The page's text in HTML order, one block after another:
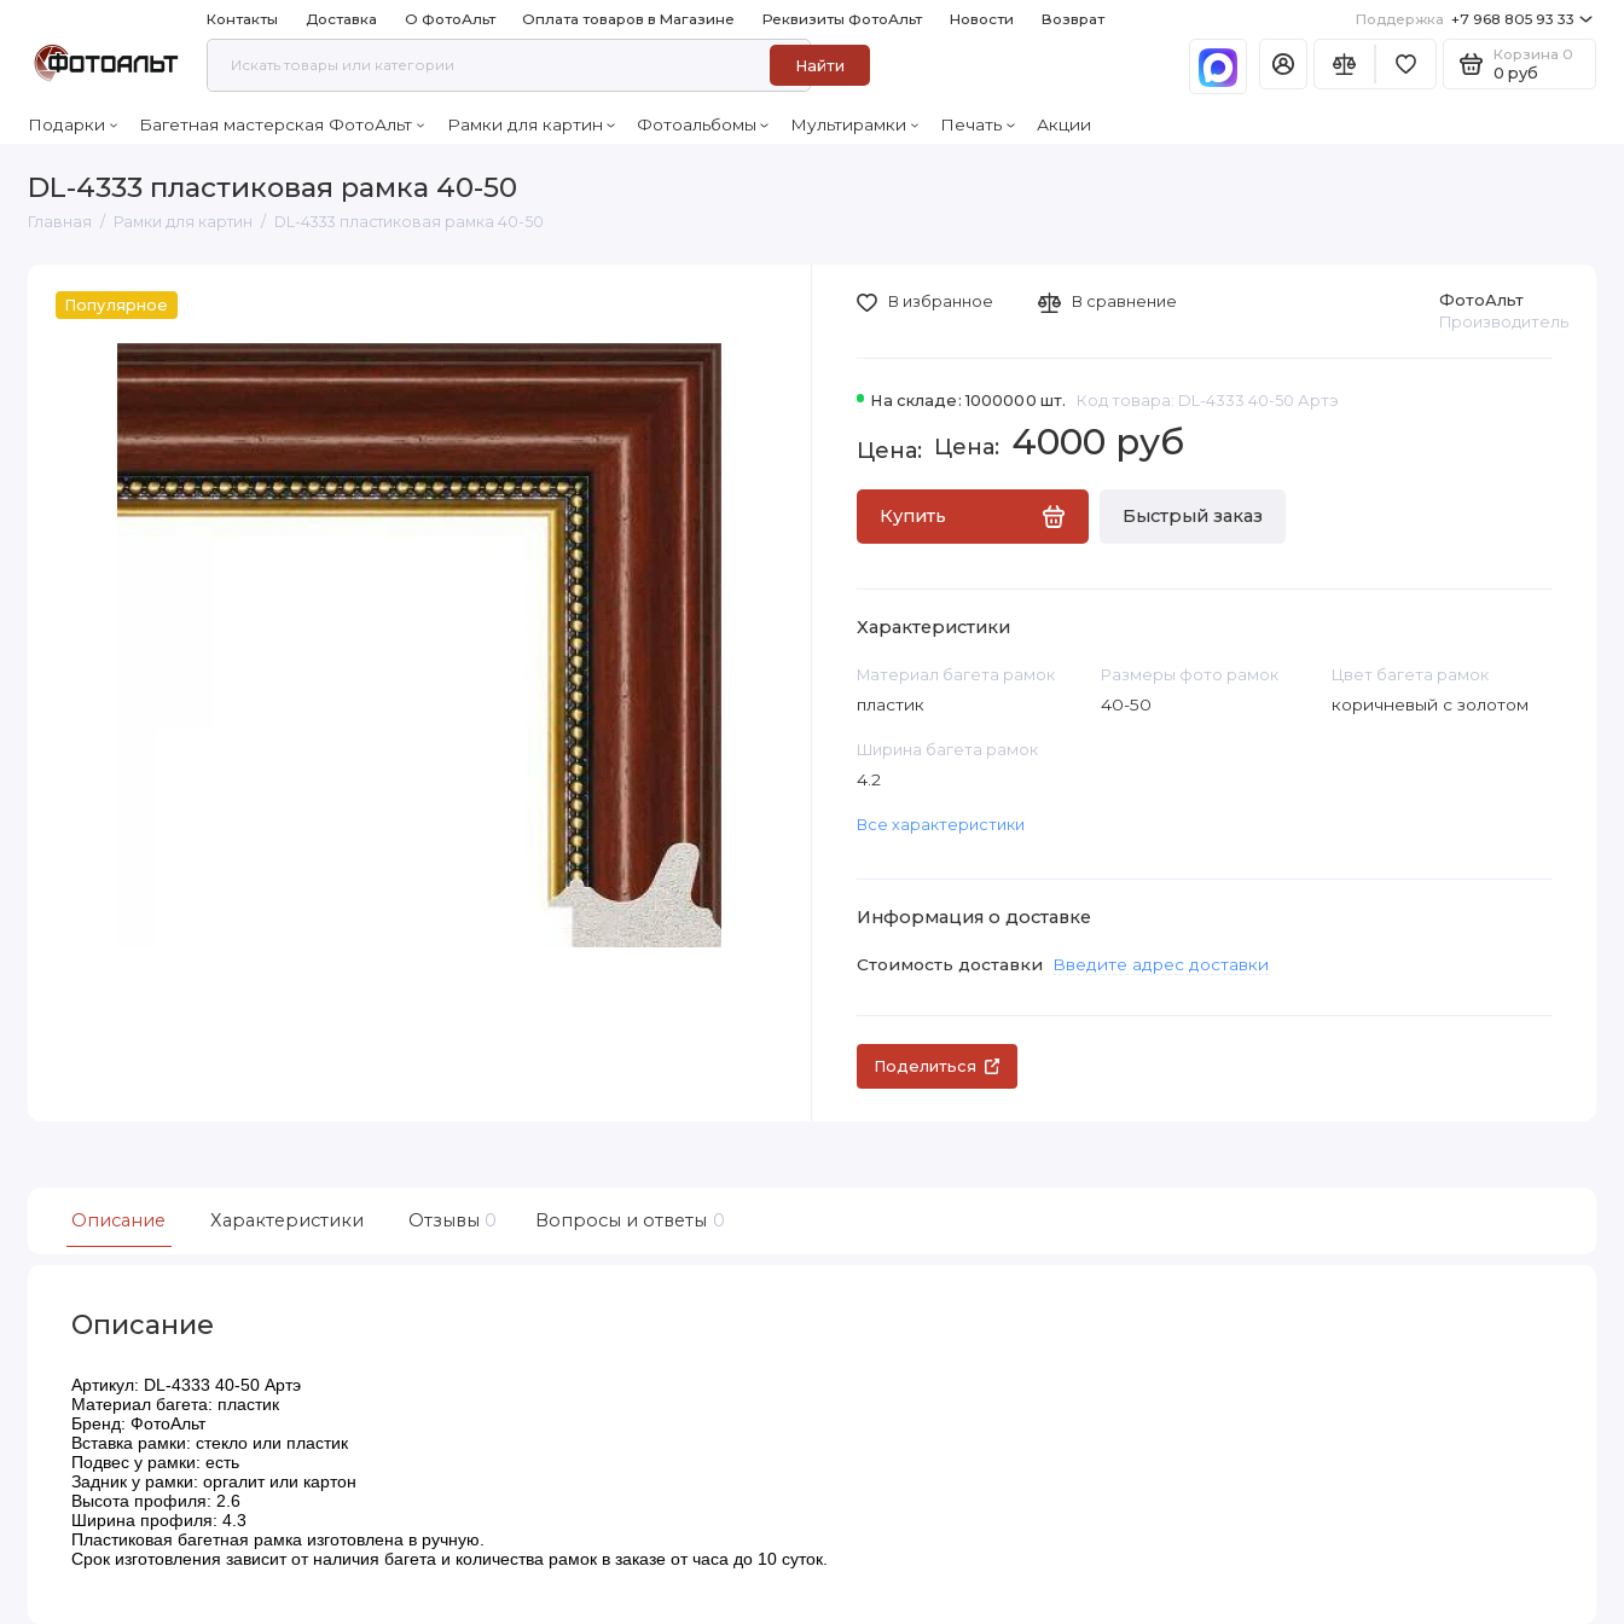
Контакты Доставка О ФотоАльт Оплата товаров в Магазине Реквизиты ФотоАльт Новости Возврат Поддержка +7 968 805 93 33
Найти
Корзина 0
0 руб
Подарки Багетная мастерская ФотоАльт Рамки для картин Фотоальбомы Мультирамки Печать Акции
DL-4333 пластиковая рамка 40-50
Главная Рамки для картин DL-4333 пластиковая рамка 40-50
Популярное
На складе: 1000000 шт. Код товара: DL-4333 40-50 Артэ
ФотоАльт
Производитель
4000 руб
Купить Быстрый заказ
В избранное В сравнение
Характеристики
Материал багета рамок
пластик
Размеры фото рамок
40-50
Цвет багета рамок
коричневый с золотом
Ширина багета рамок
4.2
Все характеристики
Информация о доставке
Стоимость доставки Введите адрес доставки
Поделиться
Описание Характеристики Отзывы 0 Вопросы и ответы 0
Описание
Артикул: DL-4333 40-50 Артэ
Материал багета: пластик
Бренд: ФотоАльт
Вставка рамки: стекло или пластик
Подвес у рамки: есть
Задник у рамки: оргалит или картон
Высота профиля: 2.6
Ширина профиля: 4.3
Пластиковая багетная рамка изготовлена в ручную.
Срок изготовления зависит от наличия багета и количества рамок в заказе от часа до 10 суток.